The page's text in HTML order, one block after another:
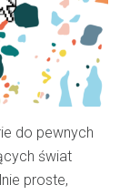
do pewnych
świat
proste,